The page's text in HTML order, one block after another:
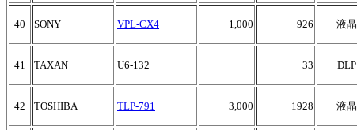
40 SONY VPL-CX4 1,000 926 液晶
41 TAXAN U6-132 33 DLP
42 TOSHIBA TLP-791 3,000 1928 液晶